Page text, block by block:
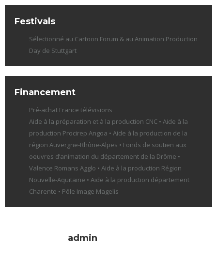
Festivals
Sélectionné au Cartoon Forum & au Animation Production
Day de Stuttgart
Financement
Pré-achat France télévisions
Aide à la préparation et à la production CNC • Aide à la
production Procirep Angoa • Aide à la production de la
région Auvergne-Rhône-Alpes • Fonds de soutien aux
oeuvres d’animation du département de la Drôme •
Valence Romans Agglo • Aide à la production Région
Nouvelle-Aquitaine • Aide à la production département
Charente • Pôle Image Magelis
admin